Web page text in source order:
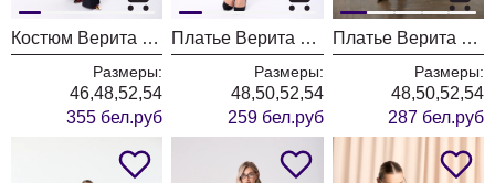
Костюм Верита 2421
Размеры:
46,48,52,54
355 бел.руб
Платье Верита 2420
Размеры:
48,50,52,54
259 бел.руб
Платье Верита 2417
Размеры:
48,50,52,54
287 бел.руб